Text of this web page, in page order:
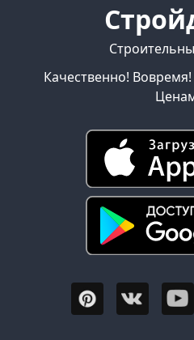
Качественно!